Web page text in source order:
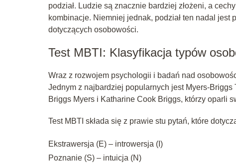
podział. Ludzie są znacznie bardziej złożeni, a
kombinacje. Niemniej jednak, podział ten nadal
dotyczących osobowości.
Test MBTI: Klasyfikacja typów
Wraz z rozwojem psychologii i badań nad
Jednym z najbardziej popularnych jest Myers-Briggs
Briggs Myers i Katharine Cook Briggs, którzy oparli
Test MBTI składa się z prawie stu pytań, które
Ekstrawersja (E) – introwersja (I)
Poznanie (S) – intuicja (N)